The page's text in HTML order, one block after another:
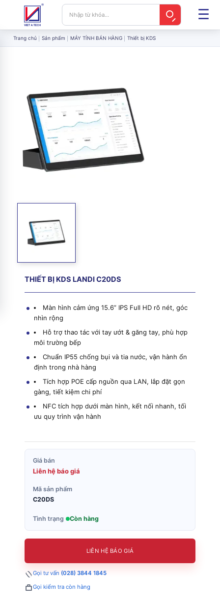
Trang chủ Sản phẩm MÁY TÍNH BÁN HÀNG Thiết bị KDS
THIẾT BỊ KDS LANDI C20DS
Màn hình cảm ứng 15.6” IPS Full HD rõ nét, góc
nhìn rộng
Hỗ trợ thao tác với tay ướt & găng tay, phù hợp
môi trường bếp
Chuẩn IP55 chống bụi và tia nước, vận hành ổn
định trong nhà hàng
Tích hợp POE cấp nguồn qua LAN, lắp đặt gọn
gàng, tiết kiệm chi phí
NFC tích hợp dưới màn hình, kết nối nhanh, tối
ưu quy trình vận hành
Giá bán
Liên hệ báo giá
Mã sản phẩm
C20DS
Tình trạng Còn hàng
LIÊN HỆ BÁO GIÁ
Gọi tư vấn (028) 3844 1845
Gọi kiểm tra còn hàng